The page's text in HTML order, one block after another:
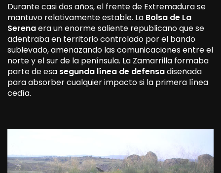
Durante casi dos años, el frente de Extremadura se
mantuvo relativamente estable. La Bolsa de La
Serenaera un enorme saliente republicano que se
adentraba en territorio controlado por el bando
sublevado, amenazando las comunicaciones entre el
norte y el sur de la península. La Zamarrilla formaba
parte de esa segunda línea de defensadiseñada
para absorber cualquier impacto si la primera línea
cedía.